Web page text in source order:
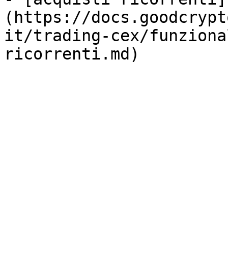
(https://
it/trading-cex/